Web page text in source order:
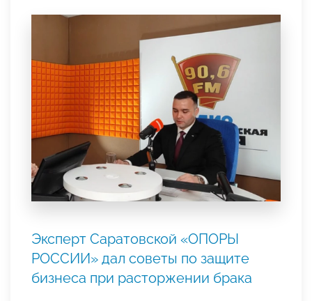
Эксперт Саратовской «ОПОРЫ
РОССИИ» дал советы по защите
бизнеса при расторжении брака